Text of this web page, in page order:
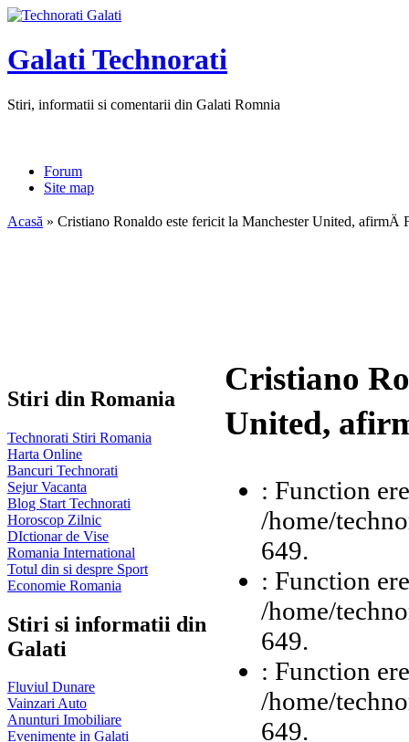
Galati Technorati
Stiri, informatii si comentarii din Galati Romnia
Forum
Site map
Acasă » Cristiano Ronaldo este fericit la Manchester United, afirmÄ
Stiri din Romania
Technorati Stiri Romania
Harta Online
Bancuri Technorati
Sejur Vacanta
Blog Start Technorati
Horoscop Zilnic
DIctionar de Vise
Romania International
Totul din si despre Sport
Economie Romania
Stiri si informatii din
Galati
Fluviul Dunare
Vainzari Auto
Anunturi Imobiliare
Evenimente in Galati
Cristiano
United,
: Function
/home/
649.
: Function
/home/
649.
: Function
/home/
649.